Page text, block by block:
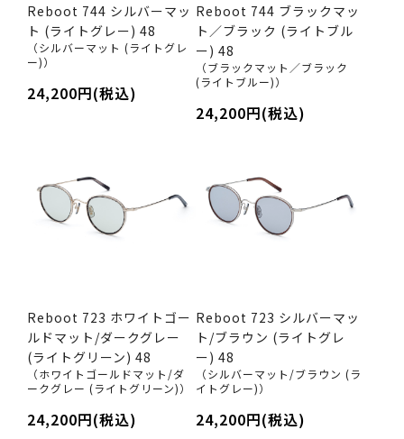
Reboot 744 シルバーマッ
ト (ライトグレー) 48
（シルバーマット (ライトグレ
ー)）
24,200円(税込)
Reboot 744 ブラックマッ
ト／ブラック (ライトブル
ー) 48
（ブラックマット／ブラック
(ライトブルー)）
24,200円(税込)
Reboot 723 ホワイトゴー
ルドマット/ダークグレー
(ライトグリーン) 48
（ホワイトゴールドマット/ダ
ークグレー (ライトグリーン)）
24,200円(税込)
Reboot 723 シルバーマッ
ト/ブラウン (ライトグレ
ー) 48
（シルバーマット/ブラウン (ラ
イトグレー)）
24,200円(税込)